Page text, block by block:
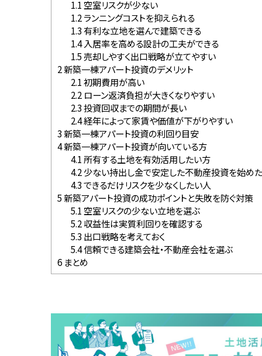
1.1 空室リスクが少ない
1.2ランニングコストを抑えられる
1.3有利な立地を選んで建築できる
1.4入居率を高める設計の工夫ができる
1.5売却しやすく出口戦略が立てやすい
2新築一棟アパート投資のデメリット
2.1初期費用が高い
2.2ローン返済負担が大きくなりやすい
2.3投資回収までの期間が長い
2.4経年によって家賃や価値が下がりやすい
3新築一棟アパート投資の利回り目安
4新築一棟アパート投資が向いている方
4.1 所有する土地を有効活用したい方
4.2少ない持出し金で安定した不動産投資を始め
4.3できるだけリスクを少なくしたい人
5新築アパート投資の成功ポイントと失敗を防ぐ対策
5.1 空室リスクの少ない立地を選ぶ
5.2収益性は実質利回りを確認する
5.3 出口戦略を考えておく
5.4信頼できる建築会社・不動産会社を選ぶ
6 まとめ